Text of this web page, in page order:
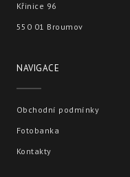
Křinice 96
550 01 Broumov
NAVIGACE
Obchodní podmínky
Fotobanka
Kontakty